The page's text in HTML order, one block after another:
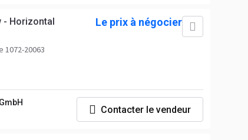
- Horizontal
1072-20063
Le prix à négocier
Contacter le vendeur